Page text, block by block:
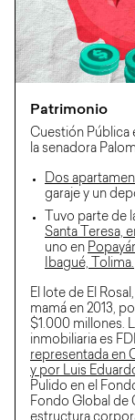
Patrimonio
Cuestión
la senadora
Dos
garaje y un
Tuvo parte de
Santa Teresa,
uno en
Ibagué, Tolima.
El lote de El
mamá en 2013,
$1.000 millones.
inmobiliaria es
representada en
y por Luis
Pulido en el
Fondo Global de